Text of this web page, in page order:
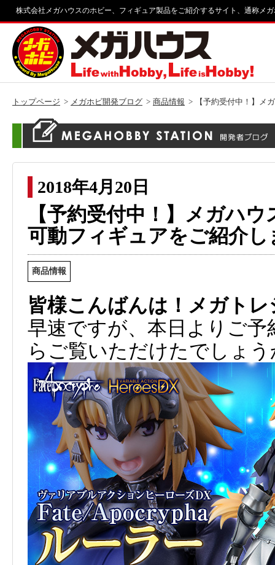
株式会社メガハウスのホビー、フィギュア製品をご紹介するサイト、通称メ
トップページ メガホビ開発ブログ 商品情報 【予約受付中！】メ
2018年4月20日
【予約受付中！】メガハ
可動フィギュアをご紹介し
商品情報
皆様こんばんは！メガト
早速ですが、本日よりご
らご覧いただけたでしょう